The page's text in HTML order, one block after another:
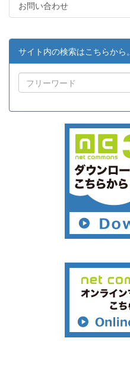
お問い合わせ
サイト内の検索はこちらから。